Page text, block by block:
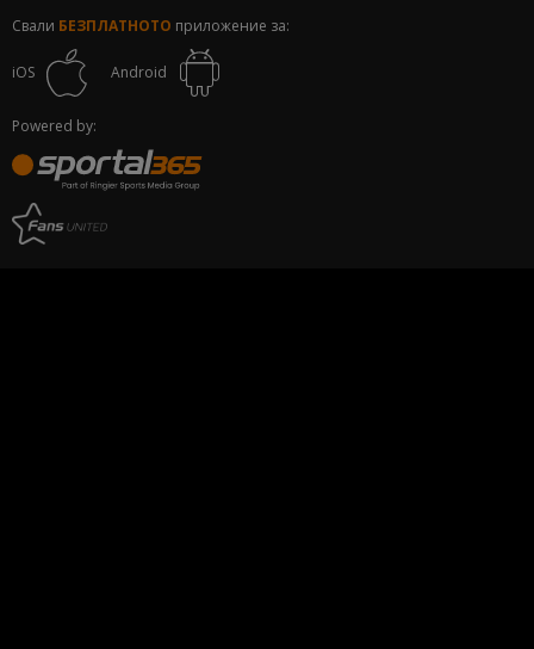
Свали БЕЗПЛАТНОТО приложение за:
iOS Android
Powered by: